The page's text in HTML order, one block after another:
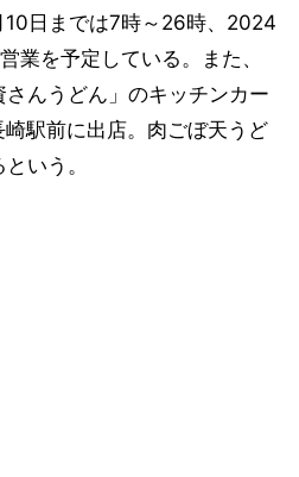
日までは7時～26時、2024
業を予定している。また、
んうどん」のキッチンカー
崎駅前に出店。肉ごぼ天うど
いう。